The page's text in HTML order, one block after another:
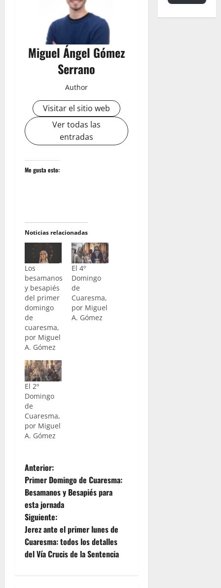
Miguel Ángel Gómez
Serrano
Author
Visitar el sitio web
Ver todas las
entradas
Me gusta esto:
Noticias relacionadas
Los
besamanos
y besapiés
del primer
domingo
de
cuaresma,
por Miguel
A. Gómez
El 4º
Domingo
de
Cuaresma,
por Miguel
A. Gómez
El 2º
Domingo
de
Cuaresma,
por Miguel
A. Gómez
N
a
v
e
g
Anterior:
Primer Domingo de Cuaresma:
Besamanos y Besapiés para
esta jornada
Siguiente:
Jerez ante el primer lunes de
Cuaresma: todos los detalles
del Vía Crucis de la Sentencia